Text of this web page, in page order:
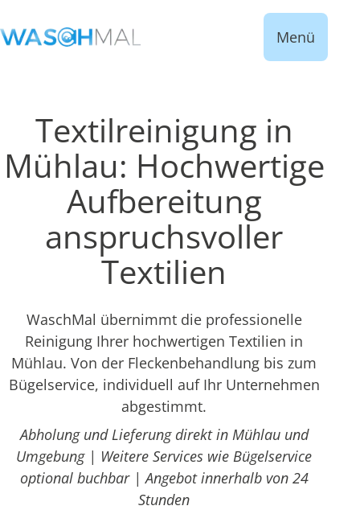
Menü
Textilreinigung in
Mühlau: Hochwertige
Aufbereitung
anspruchsvoller
Textilien
WaschMal übernimmt die professionelle
Reinigung Ihrer hochwertigen Textilien in
Mühlau. Von der Fleckenbehandlung bis zum
Bügelservice, individuell auf Ihr Unternehmen
abgestimmt.
Abholung und Lieferung direkt in Mühlau und
Umgebung | Weitere Services wie Bügelservice
optional buchbar | Angebot innerhalb von 24
Stunden